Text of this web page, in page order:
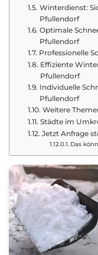
Winterdienst:
Pfullendorf
Optimale
Pfullendorf
Professionelle
Effiziente
Pfullendorf
Individuelle
Pfullendorf
Weitere
Städte im
Jetzt Anfrage
Das